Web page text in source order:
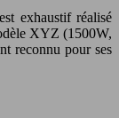
exhaustif réalisé
XYZ (1500W,
reconnu pour ses